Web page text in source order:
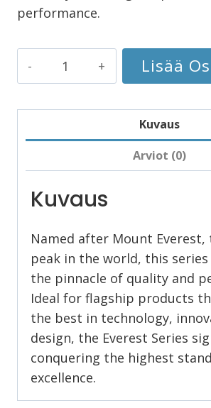
performance.
Series
Lisää
Kuvaus
Arviot (0)
Kuvaus
Named after Mount Everest,
peak in the world, this
the pinnacle of quality and
Ideal for flagship products
the best in technology,
design, the Everest Series
conquering the highest
excellence.